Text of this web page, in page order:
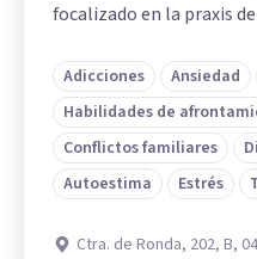
focalizado en la praxis
Adicciones Ansiedad
Habilidades de
Conflictos familiares
Autoestima
Estrés
Ctra. de Ronda, 202, B,